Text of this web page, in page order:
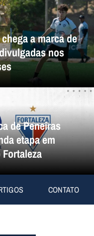
a marca de
nos
de Peneiras
etapa em
CONTATO